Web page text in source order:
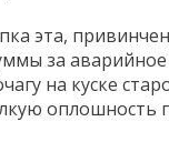
эта,
за
на куске
оплошность